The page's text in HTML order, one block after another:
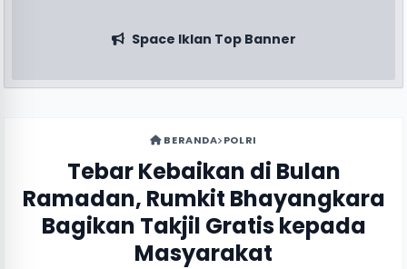
Space Iklan Top Banner
BERANDA POLRI
Tebar Kebaikan di Bulan
Ramadan, Rumkit Bhayangkara
Bagikan Takjil Gratis kepada
Masyarakat